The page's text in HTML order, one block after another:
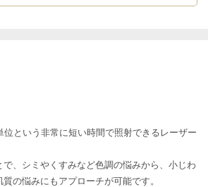
位という非常に短い時間で照射できるレーザー
、シミやくすみなど色調の悩みから、小じわ
の悩みにもアプローチが可能です。